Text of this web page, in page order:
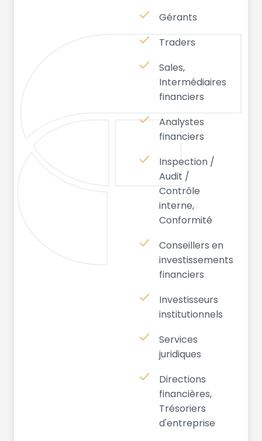
Gérants
Traders
Sales,
Intermédiaires
financiers
Analystes
financiers
Inspection /
Audit /
Contrôle
interne,
Conformité
Conseillers en
investissements
financiers
Investisseurs
institutionnels
Services
juridiques
Directions
financières,
Trésoriers
d'entreprise